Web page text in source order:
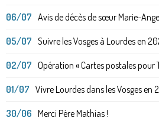
06/07 Avis de décès de sœur Marie-Ange
05/07 Suivre les Vosges à Lourdes en
02/07 Opération « Cartes postales pour
01/07 Vivre Lourdes dans les Vosges en
30/06 Merci Père Mathias !